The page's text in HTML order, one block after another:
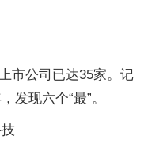
市公司已达35家。记
发现六个“最”。